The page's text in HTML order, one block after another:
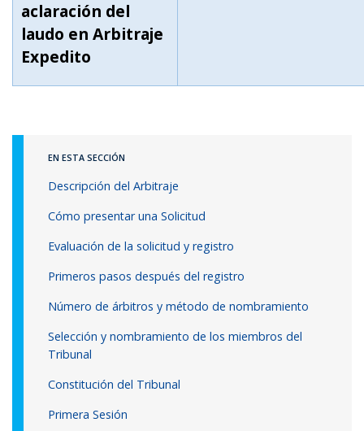
aclaración del
laudo en Arbitraje
Expedito
EN ESTA SECCIÓN
Descripción del Arbitraje
Cómo presentar una Solicitud
Evaluación de la solicitud y registro
Primeros pasos después del registro
Número de árbitros y método de nombramiento
Selección y nombramiento de los miembros del
Tribunal
Constitución del Tribunal
Primera Sesión